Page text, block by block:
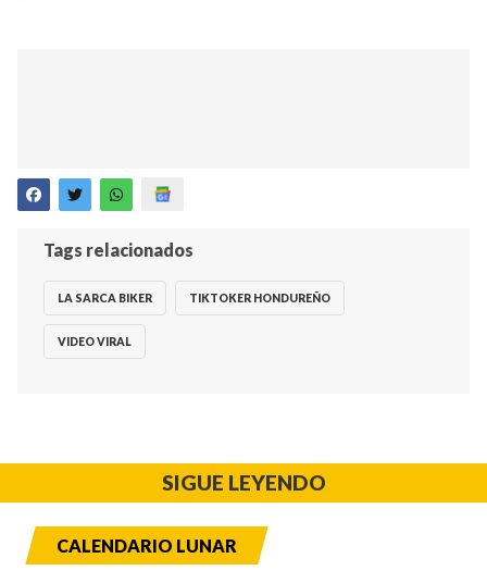
Tags relacionados
LA SARCA BIKER TIKTOKER HONDUREÑO
VIDEO VIRAL
SIGUE LEYENDO
CALENDARIO LUNAR